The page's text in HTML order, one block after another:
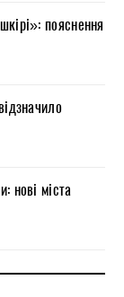
пояснення
нові міста